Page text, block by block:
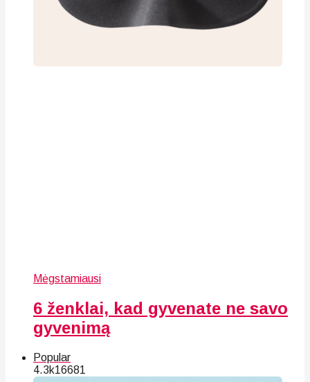
Mėgstamiausi
6 ženklai, kad gyvenate ne savo
gyvenimą
Popular
4.3k16681